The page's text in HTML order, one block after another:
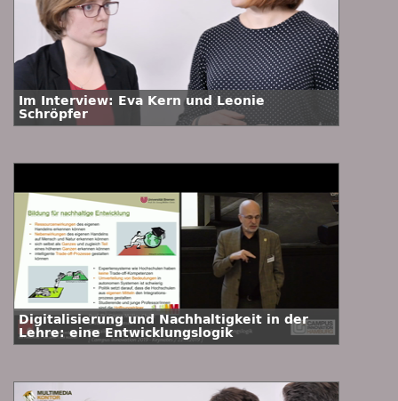
Im Interview: Eva Kern und Leonie
Schröpfer
Digitalisierung und Nachhaltigkeit in der
Lehre: eine Entwicklungslogik